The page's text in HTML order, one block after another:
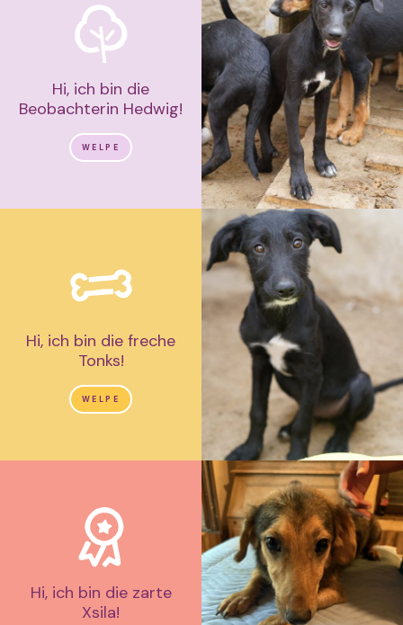
Hi, ich bin die
Beobachterin Hedwig!
WELPE
Hi, ich bin die freche
Tonks!
WELPE
Hi, ich bin die zarte
Xsila!